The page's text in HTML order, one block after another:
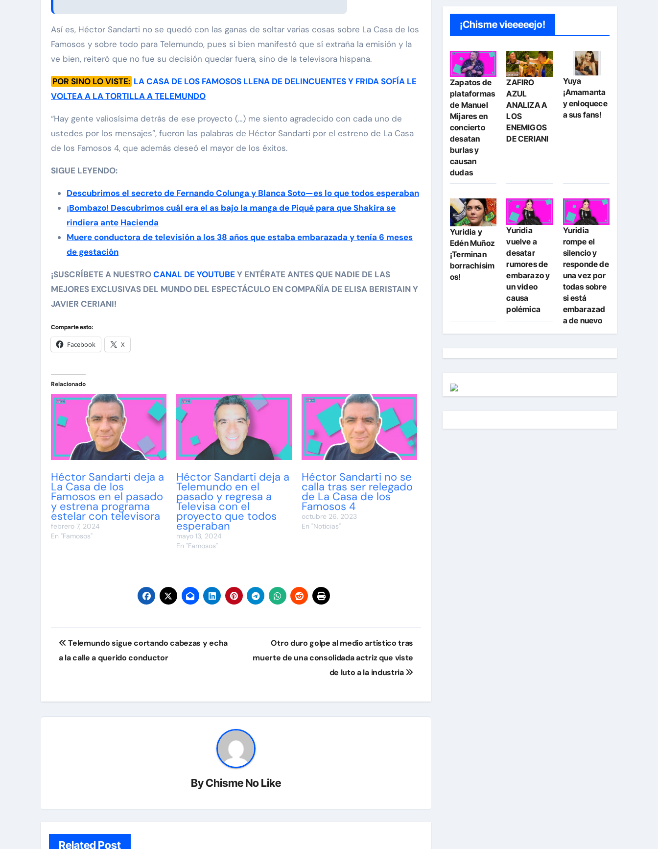
Así es, Héctor Sandarti no se quedó con las ganas de soltar varias cosas sobre La Casa de los
Famosos y sobre todo para Telemundo, pues si bien manifestó que sí extraña la emisión y la
ve bien, reiteró que no fue su decisión quedar fuera, sino de la televisora hispana.
POR SINO LO VISTE: LA CASA DE LOS FAMOSOS LLENA DE DELINCUENTES Y FRIDA SOFÍA LE
VOLTEA A LA TORTILLA A TELEMUNDO
“Hay gente valiosísima detrás de ese proyecto (…) me siento agradecido con cada uno de
ustedes por los mensajes”, fueron las palabras de Héctor Sandarti por el estreno de La Casa
de los Famosos 4, que además deseó el mayor de los éxitos.
SIGUE LEYENDO:
Descubrimos el secreto de Fernando Colunga y Blanca Soto—es lo que todos esperaban
¡Bombazo! Descubrimos cuál era el as bajo la manga de Piqué para que Shakira se
rindiera ante Hacienda
Muere conductora de televisión a los 38 años que estaba embarazada y tenía 6 meses
de gestación
¡SUSCRÍBETE A NUESTROCANAL DE YOUTUBE Y ENTÉRATE ANTES QUE NADIE DE LAS
MEJORES EXCLUSIVAS DEL MUNDO DEL ESPECTÁCULO EN COMPAÑÍA DE ELISA BERISTAIN Y
JAVIER CERIANI!
Comparte esto:
Facebook X
Relacionado
Héctor Sandarti deja a
La Casa de los
Famosos en el pasado
y estrena programa
estelar con televisora
febrero 7, 2024
En "Famosos"
Héctor Sandarti deja a
Telemundo en el
pasado y regresa a
Televisa con el
proyecto que todos
esperaban
mayo 13, 2024
En "Famosos"
Héctor Sandarti no se
calla tras ser relegado
de La Casa de los
Famosos 4
octubre 26, 2023
En "Noticias"
Navegación
de
Telemundo sigue cortando cabezas y echa
a la calle a querido conductor
Otro duro golpe al medio artístico tras
muerte de una consolidada actriz que viste
de luto a la industria
ByChisme No Like
Related Post
¡Chisme vieeeeejo!
Zapatos de
plataformas
de Manuel
Mijares en
concierto
desatan
burlas y
causan
dudas
ZAFIRO
AZUL
ANALIZA A
LOS
ENEMIGOS
DE CERIANI
Yuya
¡Amamanta
y enloquece
a sus fans!
Yuridia y
Edén Muñoz
¡Terminan
borrachísim
os!
Yuridia
vuelve a
desatar
rumores de
embarazo y
un video
causa
polémica
Yuridia
rompe el
silencio y
responde de
una vez por
todas sobre
si está
embarazad
a de nuevo